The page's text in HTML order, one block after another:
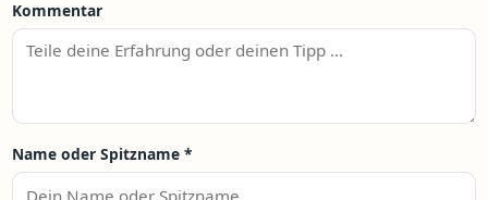
Kommentar
Name oder Spitzname *